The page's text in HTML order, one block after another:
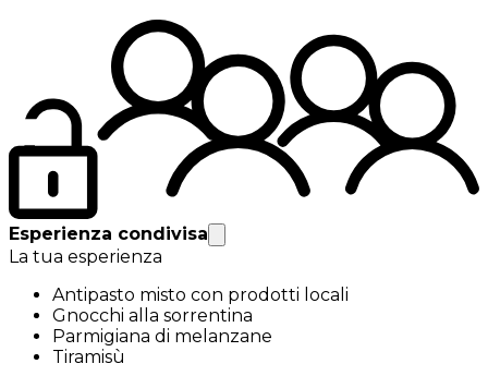
Esperienza condivisa
La tua esperienza
Antipasto misto con prodotti locali
Gnocchi alla sorrentina
Parmigiana di melanzane
Tiramisù